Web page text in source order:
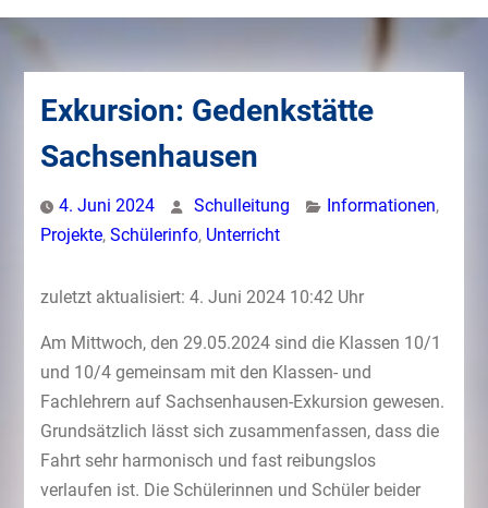
Exkursion: Gedenkstätte
Sachsenhausen
4. Juni 2024 Schulleitung Informationen,
Projekte, Schülerinfo, Unterricht
zuletzt aktualisiert: 4. Juni 2024 10:42 Uhr
Am Mittwoch, den 29.05.2024 sind die Klassen 10/1
und 10/4 gemeinsam mit den Klassen- und
Fachlehrern auf Sachsenhausen-Exkursion gewesen.
Grundsätzlich lässt sich zusammenfassen, dass die
Fahrt sehr harmonisch und fast reibungslos
verlaufen ist. Die Schülerinnen und Schüler beider